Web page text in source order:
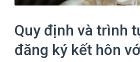
Quy định và trình
đăng ký kết hôn